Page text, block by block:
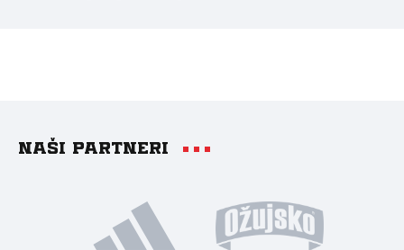
Naši partneri